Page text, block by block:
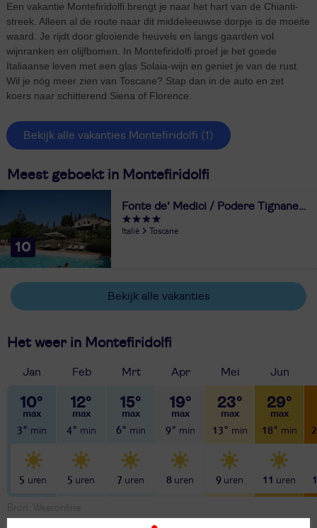
Een vakantie Montefiridolfi brengt je naar het hart van de Chianti-
streek. Alleen al de route naar dit middeleeuwse dorpje is de moeite
waard. Je rijdt door glooiende heuvels en langs gaarden vol
wijnranken en olijfbomen. In Montefiridolfi proef je het goede
Italiaanse leven met een glas Solaia-wijn en geniet je van de rust.
Wil je nóg meer zien van Toscane? Stap dan in de auto en zet
koers naar schitterend Siena of Florence.
Bekijk alle vakanties Montefiridolfi (1)
Meest geboekt in Montefiridolfi
10
Fonte de' Medici / Podere Tignanello
Italië Toscane
Bekijk alle vakanties
Het weer in Montefiridolfi
Jan
10°
3°
5
Feb
12°
4°
5
Mrt
15°
6°
7
Apr
19°
9°
8
Mei
23°
13°
9
Jun
29°
18°
11